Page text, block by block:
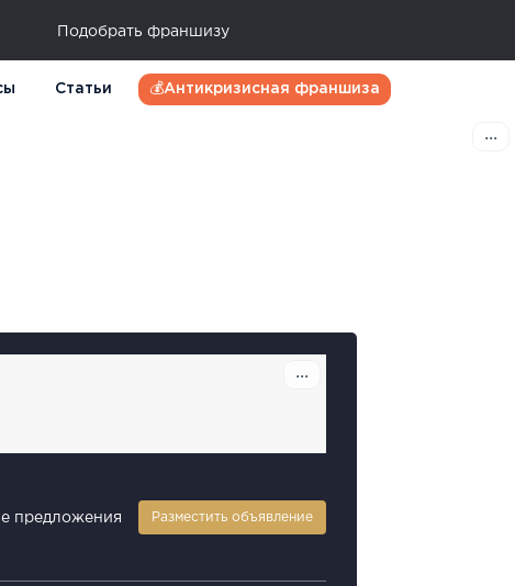
Подобрать франшизу
Статьи 💰Антикризисная франшиза
предложения Разместить объявление